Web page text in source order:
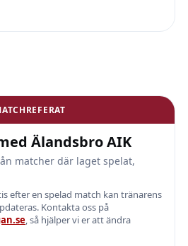
Älandsbro AIK
matcher där laget spelat,
efter en spelad match kan tränarens
Kontakta oss på
, så hjälper vi er att ändra